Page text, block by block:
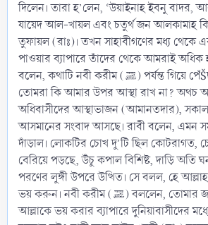
দিলেন। তারা হ’লেন, ‘উয়াইনাহ ইবনু বাদর,
যায়েদ আল-খায়ল এবং চতুর্থ জন আলকামাহ
তুফায়ল (রাঃ)। তখন সাহাবীগণের মধ্য
পাওয়ার ব্যাপারে তাঁদের থেকে আমরাই অধিক
বলেন, কথাটি নবী করীম (ﷺ) পর্যন্ত গিয়ে পেঁŠছল। তিনি বললেন,
তোমরা কি আমার উপর আস্থা রাখ না? অথচ
অধিবাসীদের আস্থাভাজন (আমানতদার),
আসমানের সংবাদ আসছে। রাবী বলেন, এমন
দাঁড়াল। লোকটির চোখ দু’টি ছিল কোটরাগত,
বেরিয়ে পড়ছে, উঁচু কপাল বিশিষ্ট, দাড়ি অতি
পরণের লুঙ্গী উপরে উত্থিত। সে বলল, হে
ভয় করুন। নবী করীম (ﷺ) বললেন, তোমার জন্য আফসোস!
আল্লাকে ভয় করার ব্যাপারে দুনিয়াবাসীদের